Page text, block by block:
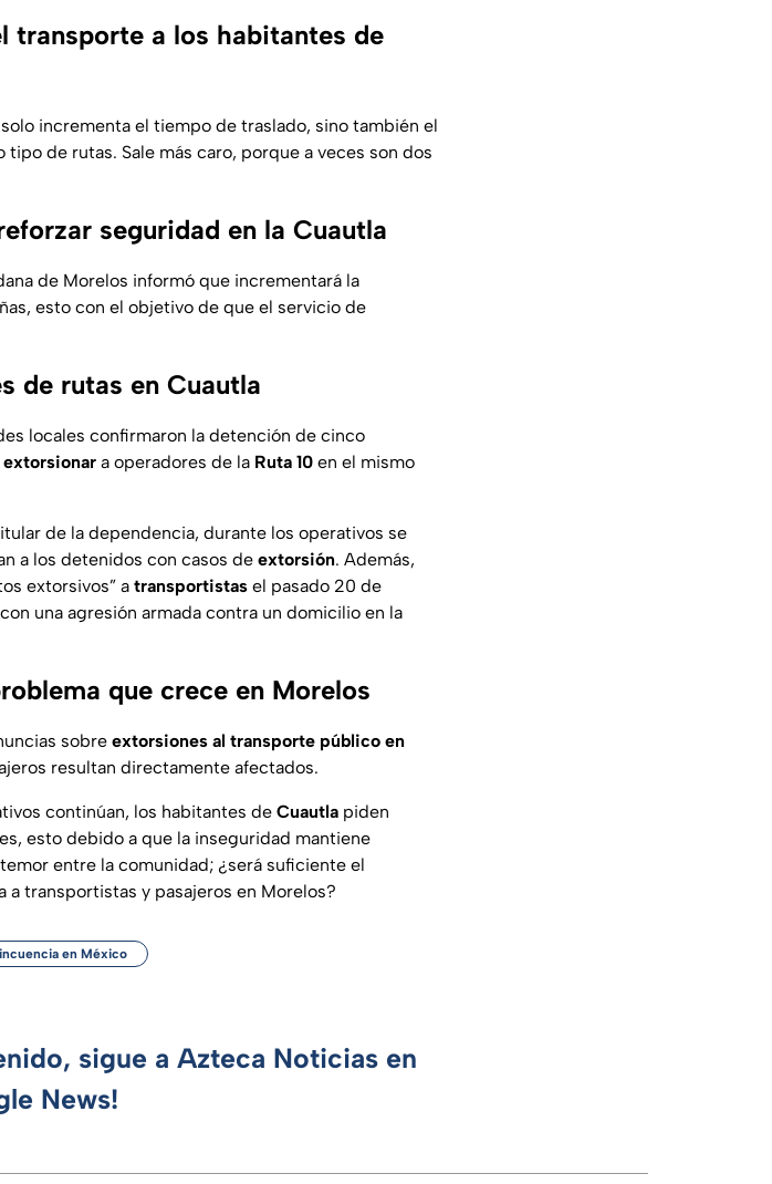
transporte a los habitantes de
incrementa el tiempo de traslado, sino también el
tipo de rutas. Sale más caro, porque a veces son dos
seguridad en la Cuautla
de Morelos informó que incrementará la
esto con el objetivo de que el servicio de
de rutas en Cuautla
locales confirmaron la detención de cinco
extorsionar a operadores de la Ruta 10 en el mismo
de la dependencia, durante los operativos se
a los detenidos con casos de extorsión. Además,
extorsivos” a transportistas el pasado 20 de
una agresión armada contra un domicilio en la
que crece en Morelos
sobre extorsiones al transporte público en
resultan directamente afectados.
continúan, los habitantes de Cuautla piden
esto debido a que la inseguridad mantiene
entre la comunidad; ¿será suficiente el
transportistas y pasajeros en Morelos?
en México
sigue a Azteca Noticias en
News!